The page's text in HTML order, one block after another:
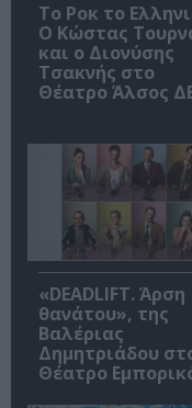
Το Ροκ το
Ο Κώστας
και ο Διονύσης
Τσακνής στο
Θέατρο Άλσος
«DEADLIFT. Άρση
θανάτου», της
Βαλέριας
Δημητριάδου
Θέατρο